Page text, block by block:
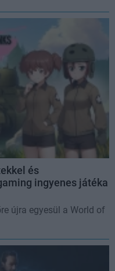
és
ingyenes játéka
újra egyesül a World of